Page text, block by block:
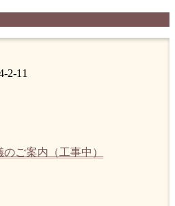
2-11
ご案内（工事中）